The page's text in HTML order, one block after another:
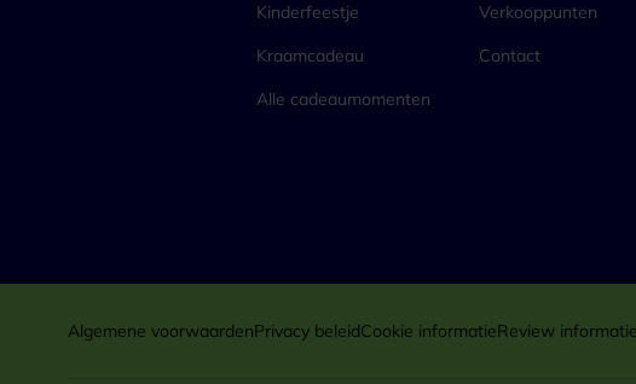
Kinderfeestje
Kraamcadeau
Alle cadeaumomenten
Verkooppunten
Contact
Algemene voorwaardenPrivacy beleidCookie informatieReview informatie